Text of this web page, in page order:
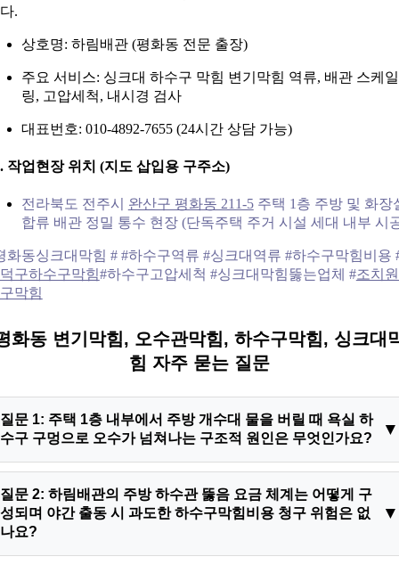
.
상호명: 하림배관 (평화동 전문 출장)
주요 서비스: 싱크대 하수구 막힘 변기막힘 역류, 배관 스케일
링, 고압세척, 내시경 검사
대표번호: 010-4892-7655 (24시간 상담 가능)
작업현장 위치 (지도 삽입용 구주소)
전라북도 전주시 완산구 평화동 211-5주택 1층 주방 및 화장
합류 배관 정밀 통수 현장 (단독주택 주거 시설 세대 내부 시
화동싱크대막힘 # #하수구역류 #싱크대역류 #하수구막힘비용
구하수구막힘#하수구고압세척 #싱크대막힘뚫는업체 #조치
막힘
화동 변기막힘, 오수관막힘, 하수구막힘, 싱크대
힘 자주 묻는 질문
질문 1: 주택 1층 내부에서 주방 개수대 물을 버릴 때 욕실 하
수구 구멍으로 오수가 넘쳐나는 구조적 원인은 무엇인가요?
▼
답변: 주택 설비 레이아웃상 주방 싱크대의 하수 파이프와 화장
실 바닥 배수 파이프는 바닥 콘크리트 매설부에서 하나의 주 메
인 가지 배관으로 합류되어 건물 외부 집수정이나 공용 맨홀로
연결됩니다. 이 합류 지점 직후 하류의 PVC 관로에 음식물 잔해
질문 2: 하림배관의 주방 하수관 뚫음 요금 체계는 어떻게 구
성되며 야간 출동 시 과도한 하수구막힘비용 청구 위험은 없
나요?
▼